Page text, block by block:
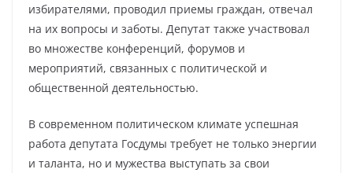
избирателями, проводил приемы граждан, отвечал
на их вопросы и заботы. Депутат также участвовал
во множестве конференций, форумов и
мероприятий, связанных с политической и
общественной деятельностью.
В современном политическом климате успешная
работа депутата Госдумы требует не только энергии
и таланта, но и мужества выступать за свои